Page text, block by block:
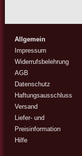
Allgemein
Impressum
Widerrufsbelehrung
AGB
Datenschutz
Haftungsausschluss
Versand
Liefer- und
Preisinformation
Hilfe